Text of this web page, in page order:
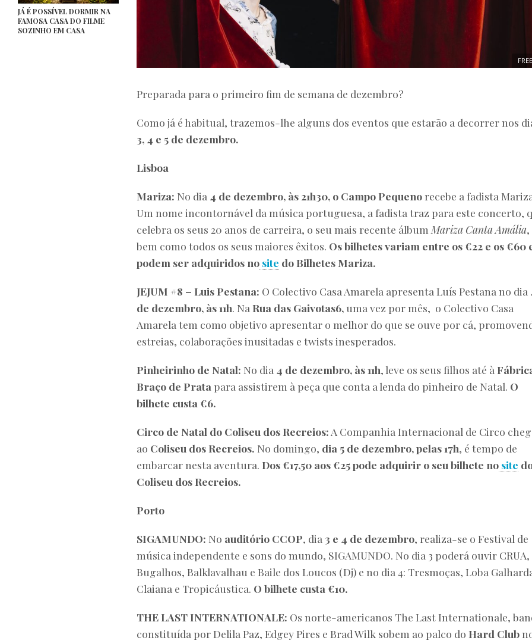
JÁ É POSSÍVEL DORMIR NA
FAMOSA CASA DO FILME
SOZINHO EM CASA
Preparada para o primeiro fim de semana de dezembro?
Como já é habitual, trazemos-lhe alguns dos eventos que estarão a decorrer nos
3, 4 e 5 de dezembro.
Lisboa
Mariza: No dia 4 de dezembro, às 21h30, o Campo Pequeno recebe a fadista
Um nome incontornável da música portuguesa, a fadista traz para este concerto,
celebra os seus 20 anos de carreira, o seu mais recente álbum Mariza Canta Amália,
bem como todos os seus maiores êxitos. Os bilhetes variam entre os €22 e os €60
podem ser adquiridos no site do Bilhetes Mariza.
JEJUM #8 – Luis Pestana: O Colectivo Casa Amarela apresenta Luís Pestana no dia
de dezembro, às 11h. Na Rua das Gaivotas6, uma vez por mês, o Colectivo Casa
Amarela tem como objetivo apresentar o melhor do que se ouve por cá,
estreias, colaborações inusitadas e twists inesperados.
Pinheirinho de Natal: No dia 4 de dezembro, às 11h, leve os seus filhos até à
Braço de Prata para assistirem à peça que conta a lenda do pinheiro de Natal. O
bilhete custa €6.
Circo de Natal do Coliseu dos Recreios: A Companhia Internacional de Circo
ao Coliseu dos Recreios. No domingo, dia 5 de dezembro, pelas 17h, é tempo de
embarcar nesta aventura. Dos €17,50 aos €25 pode adquirir o seu bilhete no site
Coliseu dos Recreios.
Porto
SIGAMUNDO: No auditório CCOP, dia 3 e 4 de dezembro, realiza-se o Festival de
música independente e sons do mundo, SIGAMUNDO. No dia 3 poderá ouvir CRUA,
Bugalhos, Balklavalhau e Baile dos Loucos (Dj) e no dia 4: Tresmoças, Loba
Claiana e Tropicáustica. O bilhete custa €10.
THE LAST INTERNATIONALE: Os norte-americanos The Last Internationale,
constituída por Delila Paz, Edgey Pires e Brad Wilk sobem ao palco do Hard Club